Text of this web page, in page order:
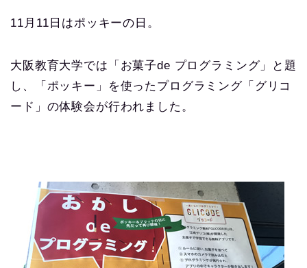
11月11日はポッキーの日。
大阪教育大学では「お菓子de プログラミング」と題
し、「ポッキー」を使ったプログラミング「グリコ
ード」の体験会が行われました。